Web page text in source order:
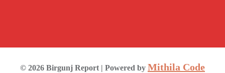
© 2026 Birgunj Report | Powered by Mithila Code